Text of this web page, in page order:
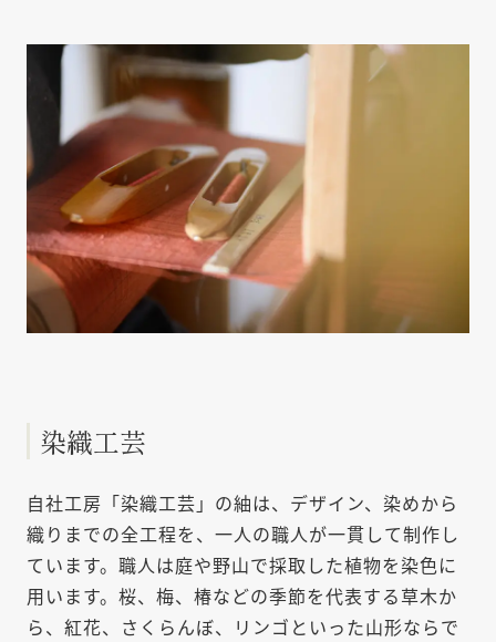
染織工芸
自社工房「染織工芸」の紬は、デザイン、染めから
織りまでの全工程を、一人の職人が一貫して制作し
ています。職人は庭や野山で採取した植物を染色に
用います。桜、梅、椿などの季節を代表する草木か
ら、紅花、さくらんぼ、リンゴといった山形ならで